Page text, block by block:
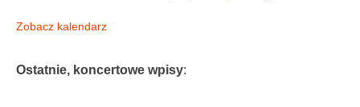
Zobacz kalendarz
Ostatnie, koncertowe wpisy: